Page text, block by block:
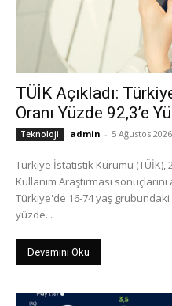
TÜİK Açıkladı:
Oranı Yüzde 92,3’e
Teknoloji admin - 5 Ağustos 2026
Türkiye İstatistik Kurumu (TÜİK),
Kullanım Araştırması
Türkiye'de 16-74 yaş
yüzde...
Devamını Oku